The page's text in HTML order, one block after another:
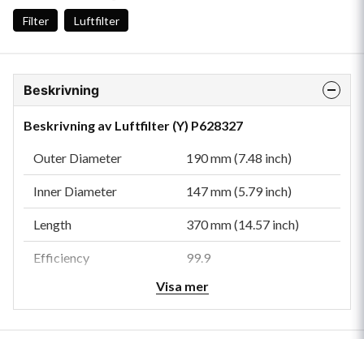
Filter Luftfilter
Beskrivning
Beskrivning av Luftfilter (Y) P628327
Outer Diameter 190 mm (7.48 inch)
Inner Diameter 147 mm (5.79 inch)
Length 370 mm (14.57 inch)
Efficiency 99.9
ISO 5011
Visa mer